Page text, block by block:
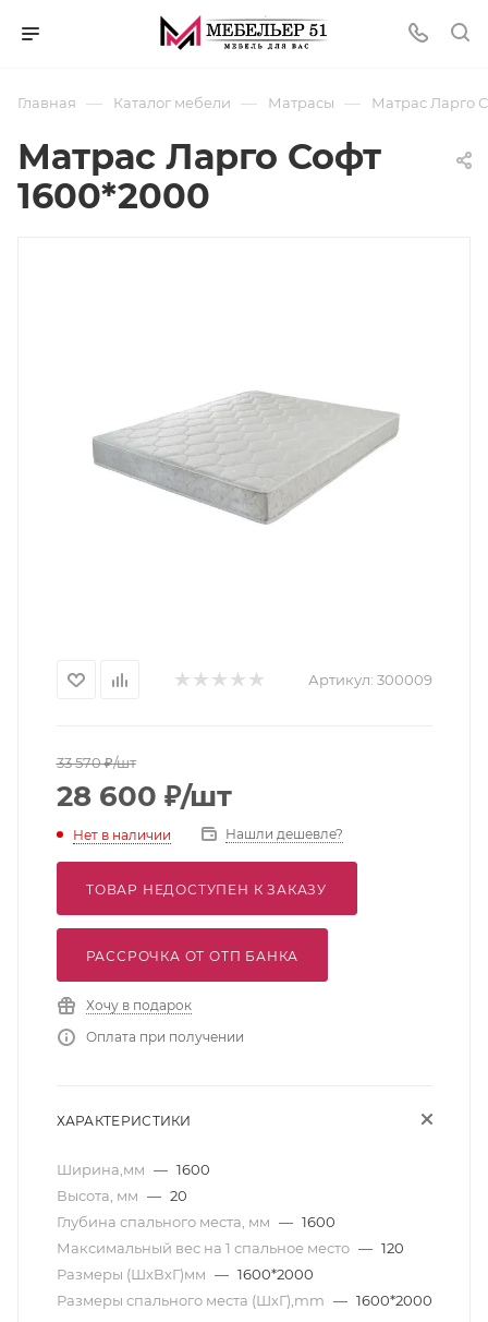
Главная — Каталог мебели — Матрасы — Матрас Ларго
Матрас Ларго Софт
1600*2000
Артикул: 300009
33 570₽/шт
28 600 ₽/шт
Нет в наличии Нашли дешевле?
ТОВАР НЕДОСТУПЕН К ЗАКАЗУ
РАССРОЧКА ОТ ОТП БАНКА
Хочу в подарок
Оплата при получении
ХАРАКТЕРИСТИКИ
Ширина,мм — 1600
Высота, мм — 20
Глубина спального места, мм — 1600
Максимальный вес на 1 спальное место — 120
Размеры (ШхВхГ)мм — 1600*2000
Размеры спального места (ШхГ),mm — 1600*2000